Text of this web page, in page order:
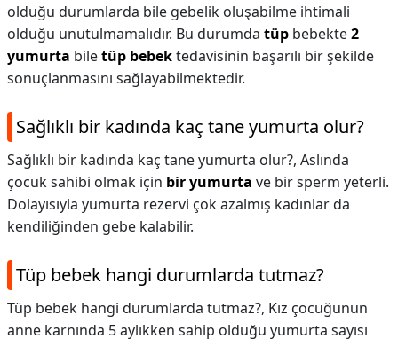
olduğu durumlarda bile gebelik oluşabilme ihtimali
olduğu unutulmamalıdır. Bu durumda tüp bebekte2
yumurta biletüp bebektedavisinin başarılı bir şekilde
sonuçlanmasını sağlayabilmektedir.
Sağlıklı bir kadında kaç tane yumurta olur?
Sağlıklı bir kadında kaç tane yumurta olur?, Aslında
çocuk sahibi olmak için bir yumurta ve bir sperm yeterli.
Dolayısıyla yumurta rezervi çok azalmış kadınlar da
kendiliğinden gebe kalabilir.
Tüp bebek hangi durumlarda tutmaz?
Tüp bebek hangi durumlarda tutmaz?, Kız çocuğunun
anne karnında 5 aylıkken sahip olduğu yumurta sayısı